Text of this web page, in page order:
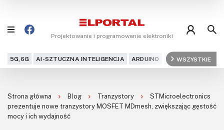
Projektowanie i programowanie elektroniki
5G,6G AI-SZTUCZNA INTELIGENCJA ARDUINO ARM AUDIO
WSZYSTKIE
Projekty
Strona główna Blog Tranzystory
STMicroelectronics
prezentuje nowe tranzystory MOSFET MDmesh, zwiększając gęstość
mocy i ich wydajność